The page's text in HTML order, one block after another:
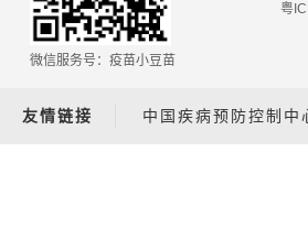
微信服务号：疫苗小豆苗
粤
友情链接 中国疾病预防控制中